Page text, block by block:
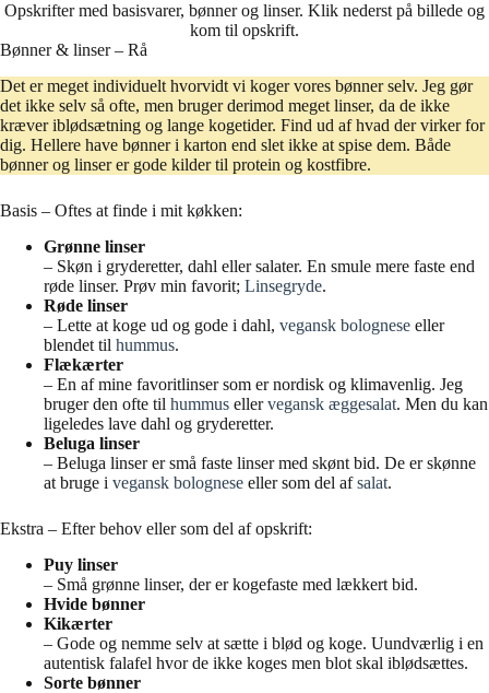
Opskrifter med basisvarer, bønner og linser. Klik nederst på billede og
kom til opskrift.
Bønner & linser – Rå
Det er meget individuelt hvorvidt vi koger vores bønner selv. Jeg gør
det ikke selv så ofte, men bruger derimod meget linser, da de ikke
kræver iblødsætning og lange kogetider. Find ud af hvad der virker for
dig. Hellere have bønner i karton end slet ikke at spise dem. Både
bønner og linser er gode kilder til protein og kostfibre.
Basis – Oftes at finde i mit køkken:
Grønne linser
– Skøn i gryderetter, dahl eller salater. En smule mere faste end
røde linser. Prøv min favorit; Linsegryde.
Røde linser
– Lette at koge ud og gode i dahl, vegansk bolognese eller
blendet til hummus.
Flækærter
– En af mine favoritlinser som er nordisk og klimavenlig. Jeg
bruger den ofte til hummus ellervegansk æggesalat. Men du kan
ligeledes lave dahl og gryderetter.
Beluga linser
– Beluga linser er små faste linser med skønt bid. De er skønne
at bruge i vegansk bolognese eller som del afsalat.
Ekstra – Efter behov eller som del af opskrift:
Puy linser
– Små grønne linser, der er kogefaste med lækkert bid.
Hvide bønner
Kikærter
– Gode og nemme selv at sætte i blød og koge. Uundværlig i en
autentisk falafel hvor de ikke koges men blot skal iblødsættes.
Sorte bønner